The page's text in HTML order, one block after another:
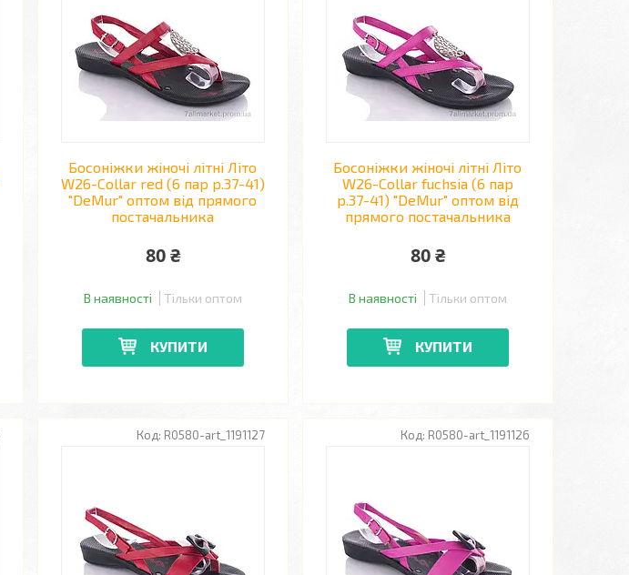
Босоніжки жіночі літні Літо
W26-Collar red (6 пар р.37-41)
"DeMur" оптом від прямого
постачальника
80 ₴
В наявності Тільки оптом
КУПИТИ
Босоніжки жіночі літні Літо
W26-Collar fuchsia (6 пар
р.37-41) "DeMur" оптом від
прямого постачальника
80 ₴
В наявності Тільки оптом
КУПИТИ
R0580-art_1191127 R0580-art_1191126